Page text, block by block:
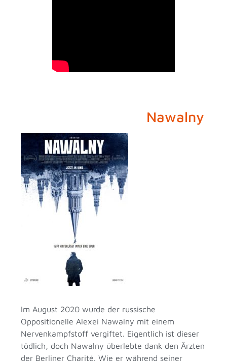
Nawalny
Im August 2020 wurde der russische
Oppositionelle Alexei Nawalny mit einem
Nervenkampfstoff vergiftet. Eigentlich ist dieser
tödlich, doch Nawalny überlebte dank den Ärzten
der Berliner Charité. Wie er während seiner